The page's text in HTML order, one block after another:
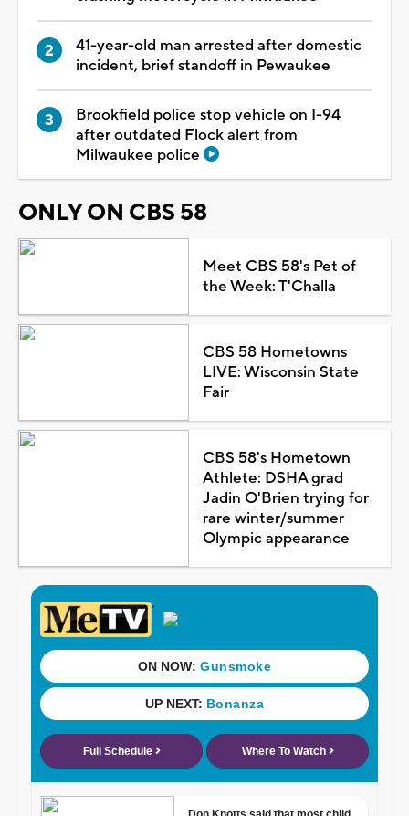
41-year-old man arrested after domestic
incident, brief standoff in Pewaukee
Brookfield police stop vehicle on I-94
after outdated Flock alert from
Milwaukee police
ONLY ON CBS 58
Meet CBS 58's Pet of
the Week: T'Challa
CBS 58 Hometowns
LIVE: Wisconsin State
Fair
CBS 58's Hometown
Athlete: DSHA grad
Jadin O'Brien trying for
rare winter/summer
Olympic appearance